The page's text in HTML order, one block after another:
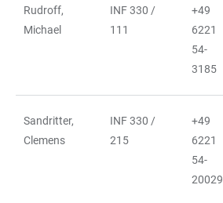
Rudroff,
Michael
INF 330 /
111
+49
6221
54-
3185
Sandritter,
Clemens
INF 330 /
215
+49
6221
54-
20029